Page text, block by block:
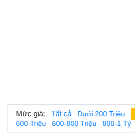
Mức giá: Tất cả Dưới 200 Triệu
600 Triệu
600-800 Triệu 800-1 Tỷ